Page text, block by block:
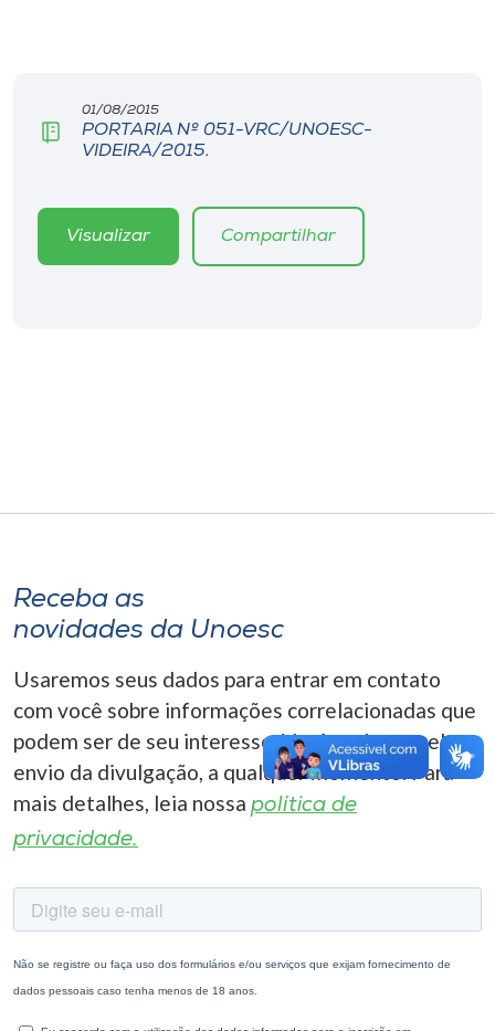
Rádio
o idioma
A+
A-
01/08/2015
PORTARIA Nº 051-VRC/UNOESC-
VIDEIRA/2015.
Visualizar Compartilhar
Receba as
novidades da Unoesc
Usaremos seus dados para entrar em contato
com você sobre informações correlacionadas que
podem ser de seu interesse. Você pode cancelar o
envio da divulgação, a qualquer momento. Para
mais detalhes, leia nossa política de
privacidade.